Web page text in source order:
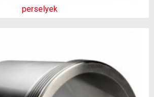
perselyek